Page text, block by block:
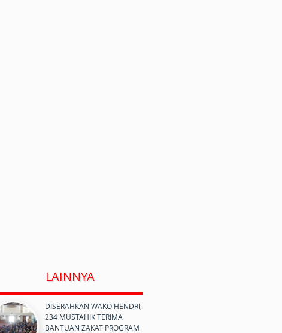
LAINNYA
DISERAHKAN WAKO HENDRI,
234 MUSTAHIK TERIMA
BANTUAN ZAKAT PROGRAM